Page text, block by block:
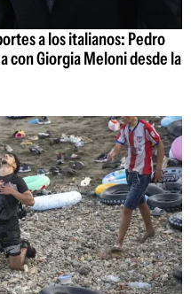
a los italianos: Pedro
con Giorgia Meloni desde la